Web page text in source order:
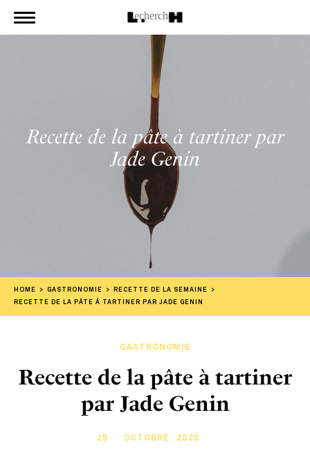
Recette de la pâte à tartiner par
Jade Genin
HOME GASTRONOMIE
RECETTE DE LA SEMAINE
RECETTE DE LA PÂTE À TARTINER PAR JADE GENIN
GASTRONOMIE
Recette de la pâte à tartiner
par Jade Genin
25 OCTOBRE . 2025